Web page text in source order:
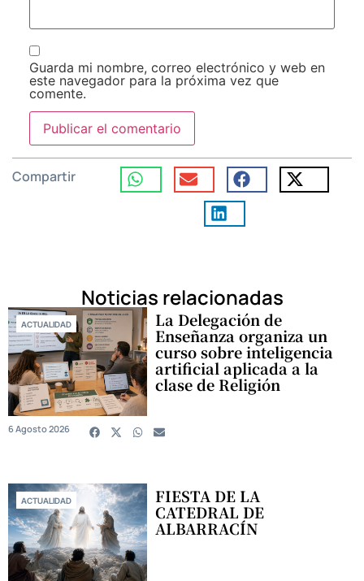
Guarda mi nombre, correo electrónico y web en
este navegador para la próxima vez que
comente.
Compartir
Noticias relacionadas
ACTUALIDAD La Delegación de
Enseñanza organiza un
curso sobre inteligencia
artificial aplicada a la
clase de Religión
6 Agosto 2026
ACTUALIDAD FIESTA DE LA
CATEDRAL DE
ALBARRACÍN